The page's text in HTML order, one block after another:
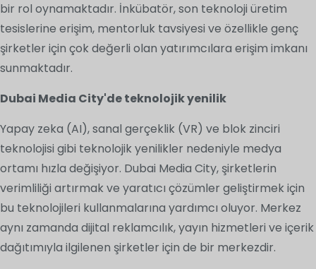
bir rol oynamaktadır. İnkübatör, son teknoloji üretim
tesislerine erişim, mentorluk tavsiyesi ve özellikle genç
şirketler için çok değerli olan yatırımcılara erişim imkanı
sunmaktadır.
Dubai Media City'de teknolojik yenilik
Yapay zeka (AI), sanal gerçeklik (VR) ve blok zinciri
teknolojisi gibi teknolojik yenilikler nedeniyle medya
ortamı hızla değişiyor. Dubai Media City, şirketlerin
verimliliği artırmak ve yaratıcı çözümler geliştirmek için
bu teknolojileri kullanmalarına yardımcı oluyor. Merkez
aynı zamanda dijital reklamcılık, yayın hizmetleri ve içerik
dağıtımıyla ilgilenen şirketler için de bir merkezdir.